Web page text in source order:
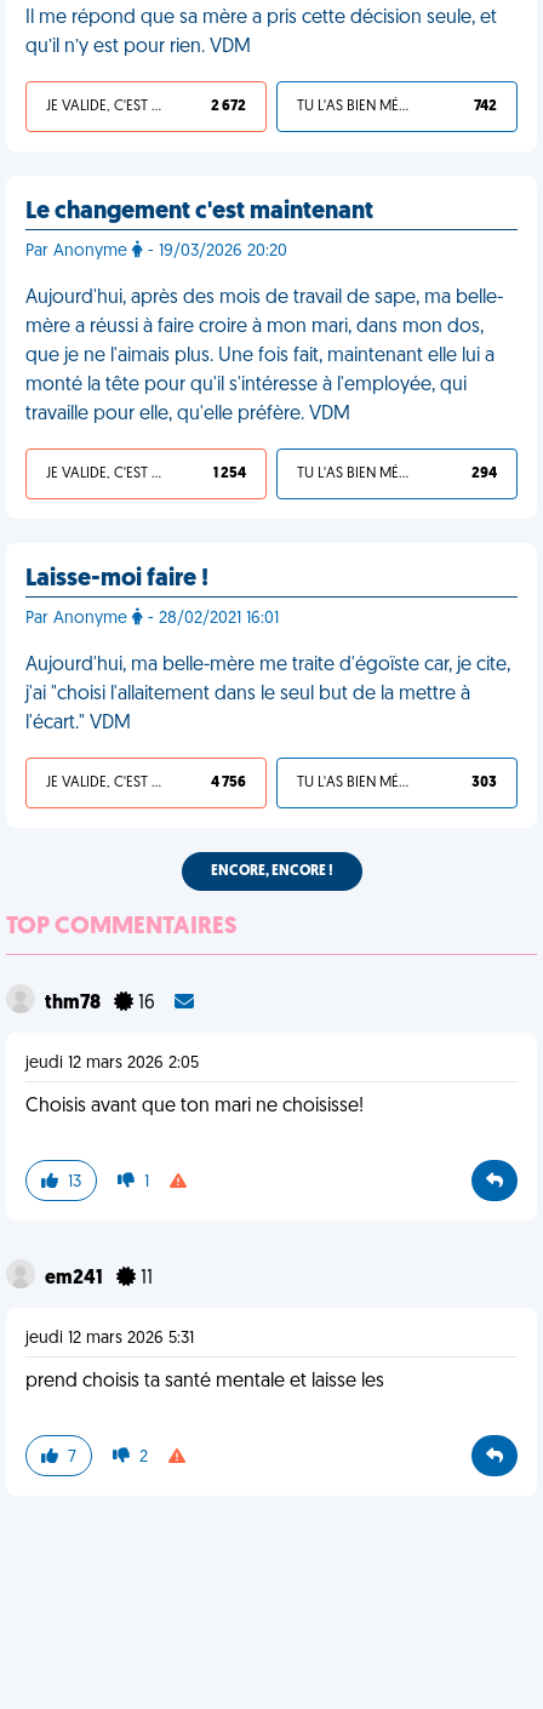
Il me répond que sa mère a pris cette décision seule, et
qu’il n’y est pour rien. VDM
JE VALIDE, C'EST UNE VDM 2 672 TU L'AS BIEN MÉRITÉ 742
Le changement c'est maintenant
Par Anonyme - 19/03/2026 20:20
Aujourd'hui, après des mois de travail de sape, ma belle-
mère a réussi à faire croire à mon mari, dans mon dos,
que je ne l'aimais plus. Une fois fait, maintenant elle lui a
monté la tête pour qu'il s'intéresse à l'employée, qui
travaille pour elle, qu'elle préfère. VDM
JE VALIDE, C'EST UNE VDM 1 254 TU L'AS BIEN MÉRITÉ 294
Laisse-moi faire !
Par Anonyme - 28/02/2021 16:01
Aujourd'hui, ma belle-mère me traite d'égoïste car, je cite,
j'ai "choisi l'allaitement dans le seul but de la mettre à
l'écart." VDM
JE VALIDE, C'EST UNE VDM 4 756 TU L'AS BIEN MÉRITÉ 303
ENCORE, ENCORE !
TOP COMMENTAIRES
thm78 16
jeudi 12 mars 2026 2:05
Choisis avant que ton mari ne choisisse!
13 1
em241
jeudi 12 mars 2026 5:31
prend choisis ta santé mentale et laisse les
7 2